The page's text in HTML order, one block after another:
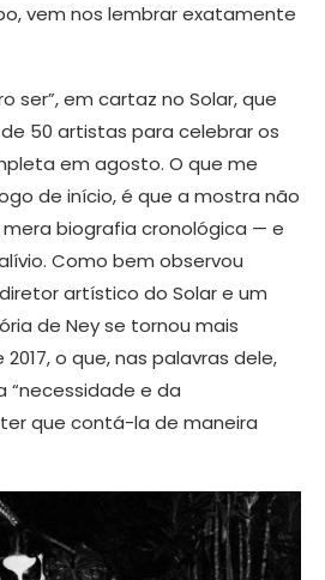
vem nos lembrar exatamente
ser”, em cartaz no Solar, que
50 artistas para celebrar os
em agosto. O que me
de início, é que a mostra não
biografia cronológica — e
Como bem observou
artístico do Solar e um
de Ney se tornou mais
o que, nas palavras dele,
“necessidade e da
que contá-la de maneira